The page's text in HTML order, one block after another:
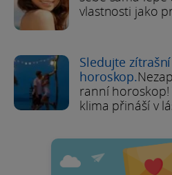
vlastnosti jako
Sledujte zítrašní
horoskop.
ranní horoskop!
klima přináší v